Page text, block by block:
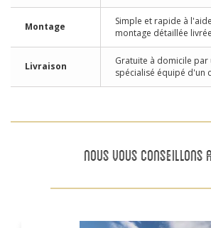
Montage
Simple et rapide à
montage détaillée
Livraison
Gratuite à domicile
spécialisé équipé d'un
NOUS VOUS CONSEILLONS